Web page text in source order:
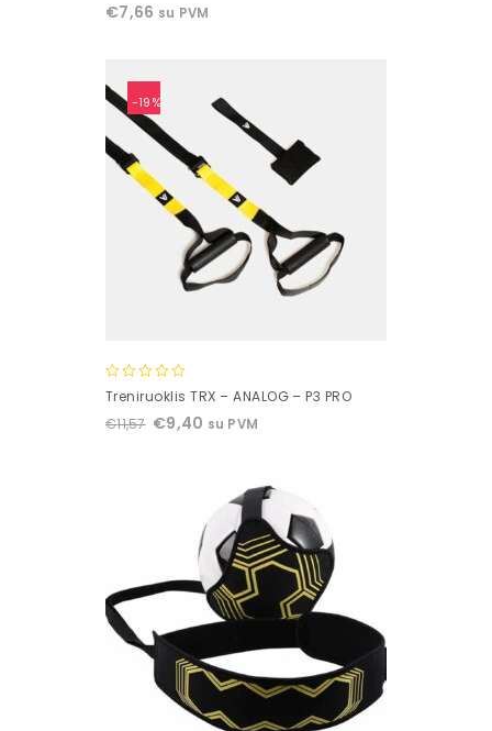
of
€7,66 su PVM
-19%
0
of
Treniruoklis TRX – ANALOG – P3 PRO
€11,57 €9,40 su PVM